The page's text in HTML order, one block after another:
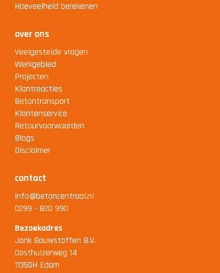
Hoeveelheid berekenen
over ons
Veelgestelde vragen
Werkgebied
Projecten
Klantreacties
Betontransport
Klantenservice
Retourvoorwaarden
Blogs
Disclaimer
contact
info@betoncentraal.nl
0299 - 820 990
Bezoekadres
Jonk Bouwstoffen B.V.
Oosthuizerweg 14
1135GH Edam